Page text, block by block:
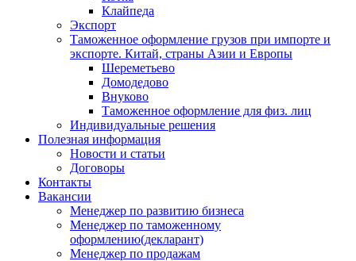
Клайпеда
Экспорт
Таможенное оформление грузов при импорте и
экспорте. Китай, страны Азии и Европы
Шереметьево
Домодедово
Внуково
Таможенное оформление для физ. лиц
Индивидуальные решения
Полезная информация
Новости и статьи
Договоры
Контакты
Вакансии
Менеджер по развитию бизнеса
Менеджер по таможенному
оформлению(декларант)
Менеджер по продажам